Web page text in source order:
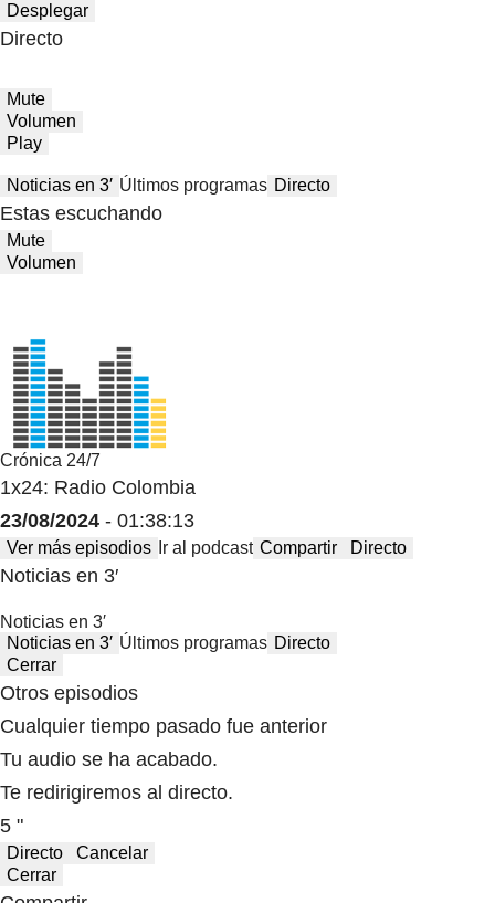
Desplegar
Directo
Mute
Volumen
Play
Noticias en 3′ Últimos programas Directo
Estas escuchando
Mute
Volumen
Crónica 24/7
1x24: Radio Colombia
23/08/2024 - 01:38:13
Ver más episodios Ir al podcast Compartir Directo
Noticias en 3′
Noticias en 3′
Noticias en 3′ Últimos programas Directo
Cerrar
Otros episodios
Cualquier tiempo pasado fue anterior
Tu audio se ha acabado.
Te redirigiremos al directo.
5 "
Directo
Cancelar
Cerrar